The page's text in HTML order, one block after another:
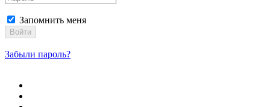
Запомнить меня
Войти
Забыли пароль?